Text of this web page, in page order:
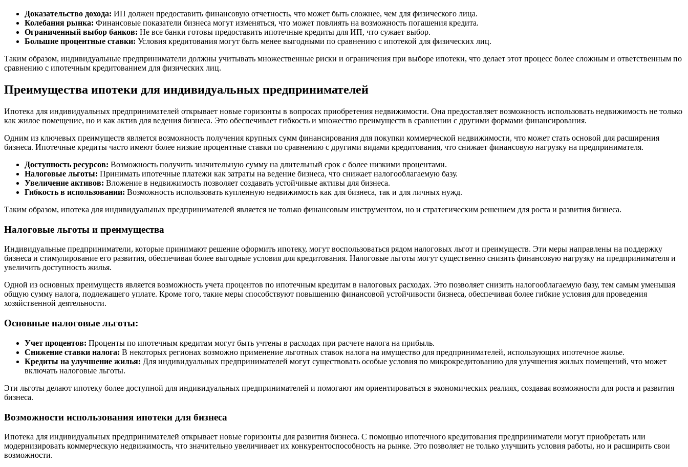
Доказательство дохода: ИП должен предоставить финансовую отчетность, что может быть сложнее, чем для физического лица.
Колебания рынка: Финансовые показатели бизнеса могут изменяться, что может повлиять на возможность погашения кредита.
Ограниченный выбор банков: Не все банки готовы предоставить ипотечные кредиты для ИП, что сужает выбор.
Большие процентные ставки: Условия кредитования могут быть менее выгодными по сравнению с ипотекой для физических лиц.
Таким образом, индивидуальные предприниматели должны учитывать множественные риски и ограничения при выборе ипотеки, что делает этот процесс более сложным и ответственным по
сравнению с ипотечным кредитованием для физических лиц.
Преимущества ипотеки для индивидуальных предпринимателей
Ипотека для индивидуальных предпринимателей открывает новые горизонты в вопросах приобретения недвижимости. Она предоставляет возможность использовать недвижимость не только
как жилое помещение, но и как актив для ведения бизнеса. Это обеспечивает гибкость и множество преимуществ в сравнении с другими формами финансирования.
Одним из ключевых преимуществ является возможность получения крупных сумм финансирования для покупки коммерческой недвижимости, что может стать основой для расширения
бизнеса. Ипотечные кредиты часто имеют более низкие процентные ставки по сравнению с другими видами кредитования, что снижает финансовую нагрузку на предпринимателя.
Доступность ресурсов: Возможность получить значительную сумму на длительный срок с более низкими процентами.
Налоговые льготы: Принимать ипотечные платежи как затраты на ведение бизнеса, что снижает налогооблагаемую базу.
Увеличение активов: Вложение в недвижимость позволяет создавать устойчивые активы для бизнеса.
Гибкость в использовании: Возможность использовать купленную недвижимость как для бизнеса, так и для личных нужд.
Таким образом, ипотека для индивидуальных предпринимателей является не только финансовым инструментом, но и стратегическим решением для роста и развития бизнеса.
Налоговые льготы и преимущества
Индивидуальные предприниматели, которые принимают решение оформить ипотеку, могут воспользоваться рядом налоговых льгот и преимуществ. Эти меры направлены на поддержку
бизнеса и стимулирование его развития, обеспечивая более выгодные условия для кредитования. Налоговые льготы могут существенно снизить финансовую нагрузку на предпринимателя и
увеличить доступность жилья.
Одной из основных преимуществ является возможность учета процентов по ипотечным кредитам в налоговых расходах. Это позволяет снизить налогооблагаемую базу, тем самым уменьшая
общую сумму налога, подлежащего уплате. Кроме того, такие меры способствуют повышению финансовой устойчивости бизнеса, обеспечивая более гибкие условия для проведения
хозяйственной деятельности.
Основные налоговые льготы:
Учет процентов: Проценты по ипотечным кредитам могут быть учтены в расходах при расчете налога на прибыль.
Снижение ставки налога: В некоторых регионах возможно применение льготных ставок налога на имущество для предпринимателей, использующих ипотечное жилье.
Кредиты на улучшение жилья: Для индивидуальных предпринимателей могут существовать особые условия по микрокредитованию для улучшения жилых помещений, что может
включать налоговые льготы.
Эти льготы делают ипотеку более доступной для индивидуальных предпринимателей и помогают им ориентироваться в экономических реалиях, создавая возможности для роста и развития
бизнеса.
Возможности использования ипотеки для бизнеса
Ипотека для индивидуальных предпринимателей открывает новые горизонты для развития бизнеса. С помощью ипотечного кредитования предприниматели могут приобретать или
модернизировать коммерческую недвижимость, что значительно увеличивает их конкурентоспособность на рынке. Это позволяет не только улучшить условия работы, но и расширить свои
возможности.